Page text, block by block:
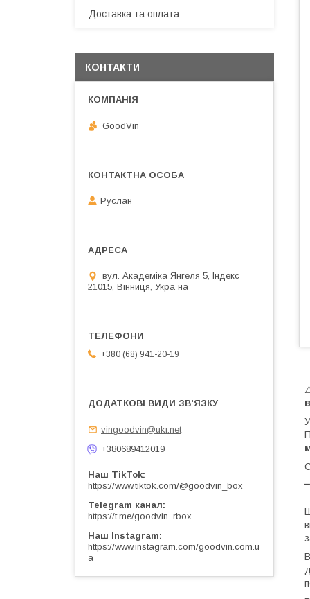
Доставка та оплата
КОНТАКТИ
GoodVin
Руслан
вул. Академіка Янгеля 5, Індекс
21015, Вінниця, Україна
+380 (68) 941-20-19
vingoodvin@ukr.net
+380689412019
Наш TikTok
https://www.tiktok.com/@goodvin_box
Telegram канал
https://t.me/goodvin_rbox
Наш Instagram
https://www.instagram.com/goodvin.com.u
a